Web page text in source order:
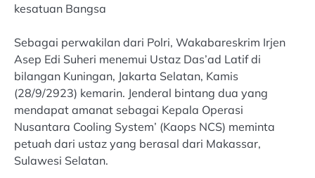
kesatuan Bangsa
Sebagai perwakilan dari Polri, Wakabareskrim Irjen
Asep Edi Suheri menemui Ustaz Das’ad Latif di
bilangan Kuningan, Jakarta Selatan, Kamis
(28/9/2923) kemarin. Jenderal bintang dua yang
mendapat amanat sebagai Kepala Operasi
Nusantara Cooling System’ (Kaops NCS) meminta
petuah dari ustaz yang berasal dari Makassar,
Sulawesi Selatan.